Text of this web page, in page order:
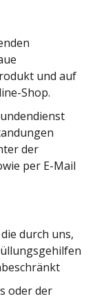
und auf
Shop.
der
per E-Mail
durch uns,
oder der